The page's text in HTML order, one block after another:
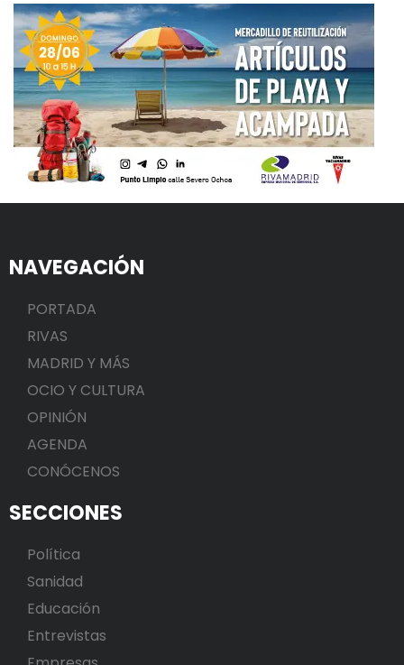
NAVEGACIÓN
PORTADA
RIVAS
MADRID Y MÁS
OCIO Y CULTURA
OPINIÓN
AGENDA
CONÓCENOS
SECCIONES
Política
Sanidad
Educación
Entrevistas